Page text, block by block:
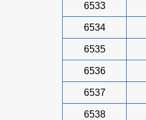
6533
6534
6535
6536
6537
6538